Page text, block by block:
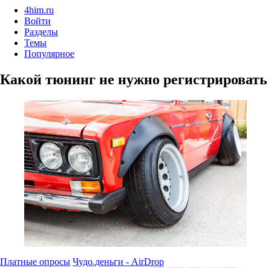
4him.ru
Войти
Разделы
Темы
Популярное
Какой тюнинг не нужно регистрировать
Платные опросы Чудо.деньги - AirDrop